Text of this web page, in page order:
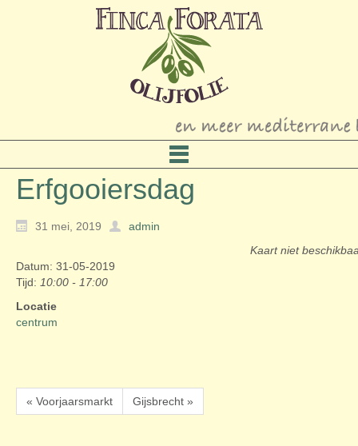
Erfgooiersdag
31 mei, 2019
admin
Kaart niet
Datum: 31-05-2019
Tijd: 10:00 - 17:00
Locatie
centrum
« Voorjaarsmarkt Gijsbrecht »